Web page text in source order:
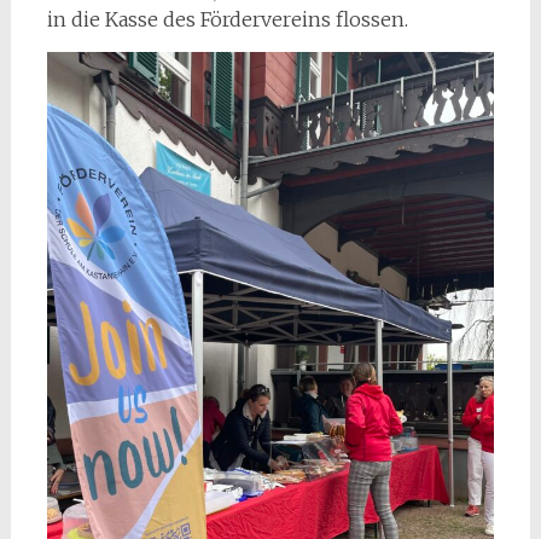
in die Kasse des Fördervereins flossen.